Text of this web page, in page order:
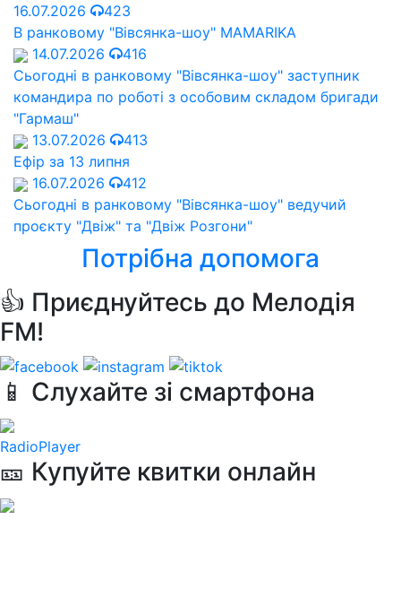
16.07.2026
423
В ранковому "Вівсянка-шоу" MAMARIKA
14.07.2026
416
Сьогодні в ранковому "Вівсянка-шоу" заступник
командира по роботі з особовим складом бригади
"Гармаш"
13.07.2026
413
Ефір за 13 липня
16.07.2026
412
Сьогодні в ранковому "Вівсянка-шоу" ведучий
проєкту "Двіж" та "Двіж Розгони"
Потрібна допомога
👍 Приєднуйтесь до Мелодія
FM!
📱 Слухайте зі смартфона
RadioPlayer
🎫 Купуйте квитки онлайн